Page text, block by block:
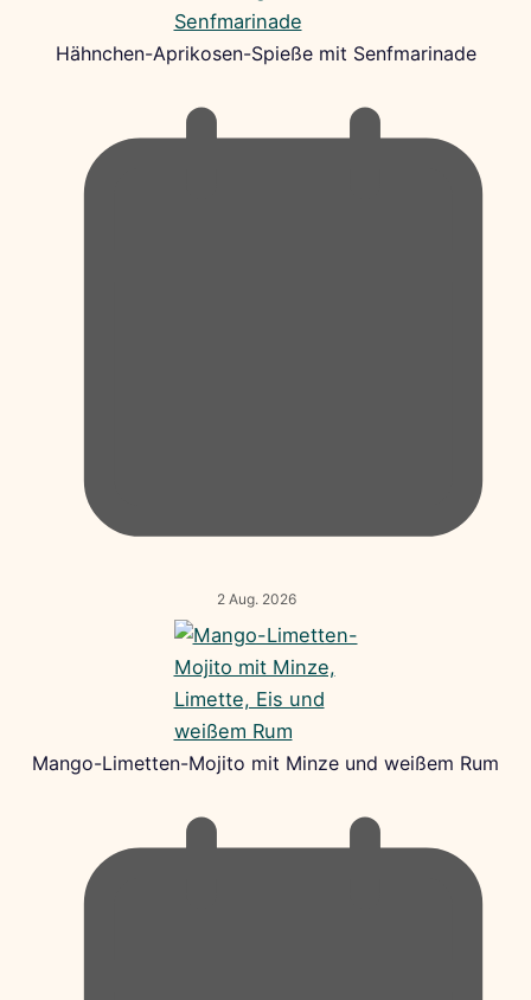
Hähnchen-Aprikosen-Spieße mit Senfmarinade
2 Aug. 2026
Mango-Limetten-Mojito mit Minze und weißem Rum